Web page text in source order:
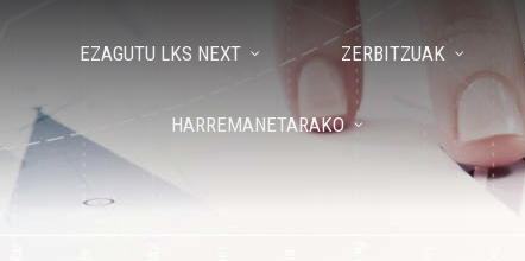
EZAGUTU LKS NEXT ZERBITZUAK
HARREMANETARAKO